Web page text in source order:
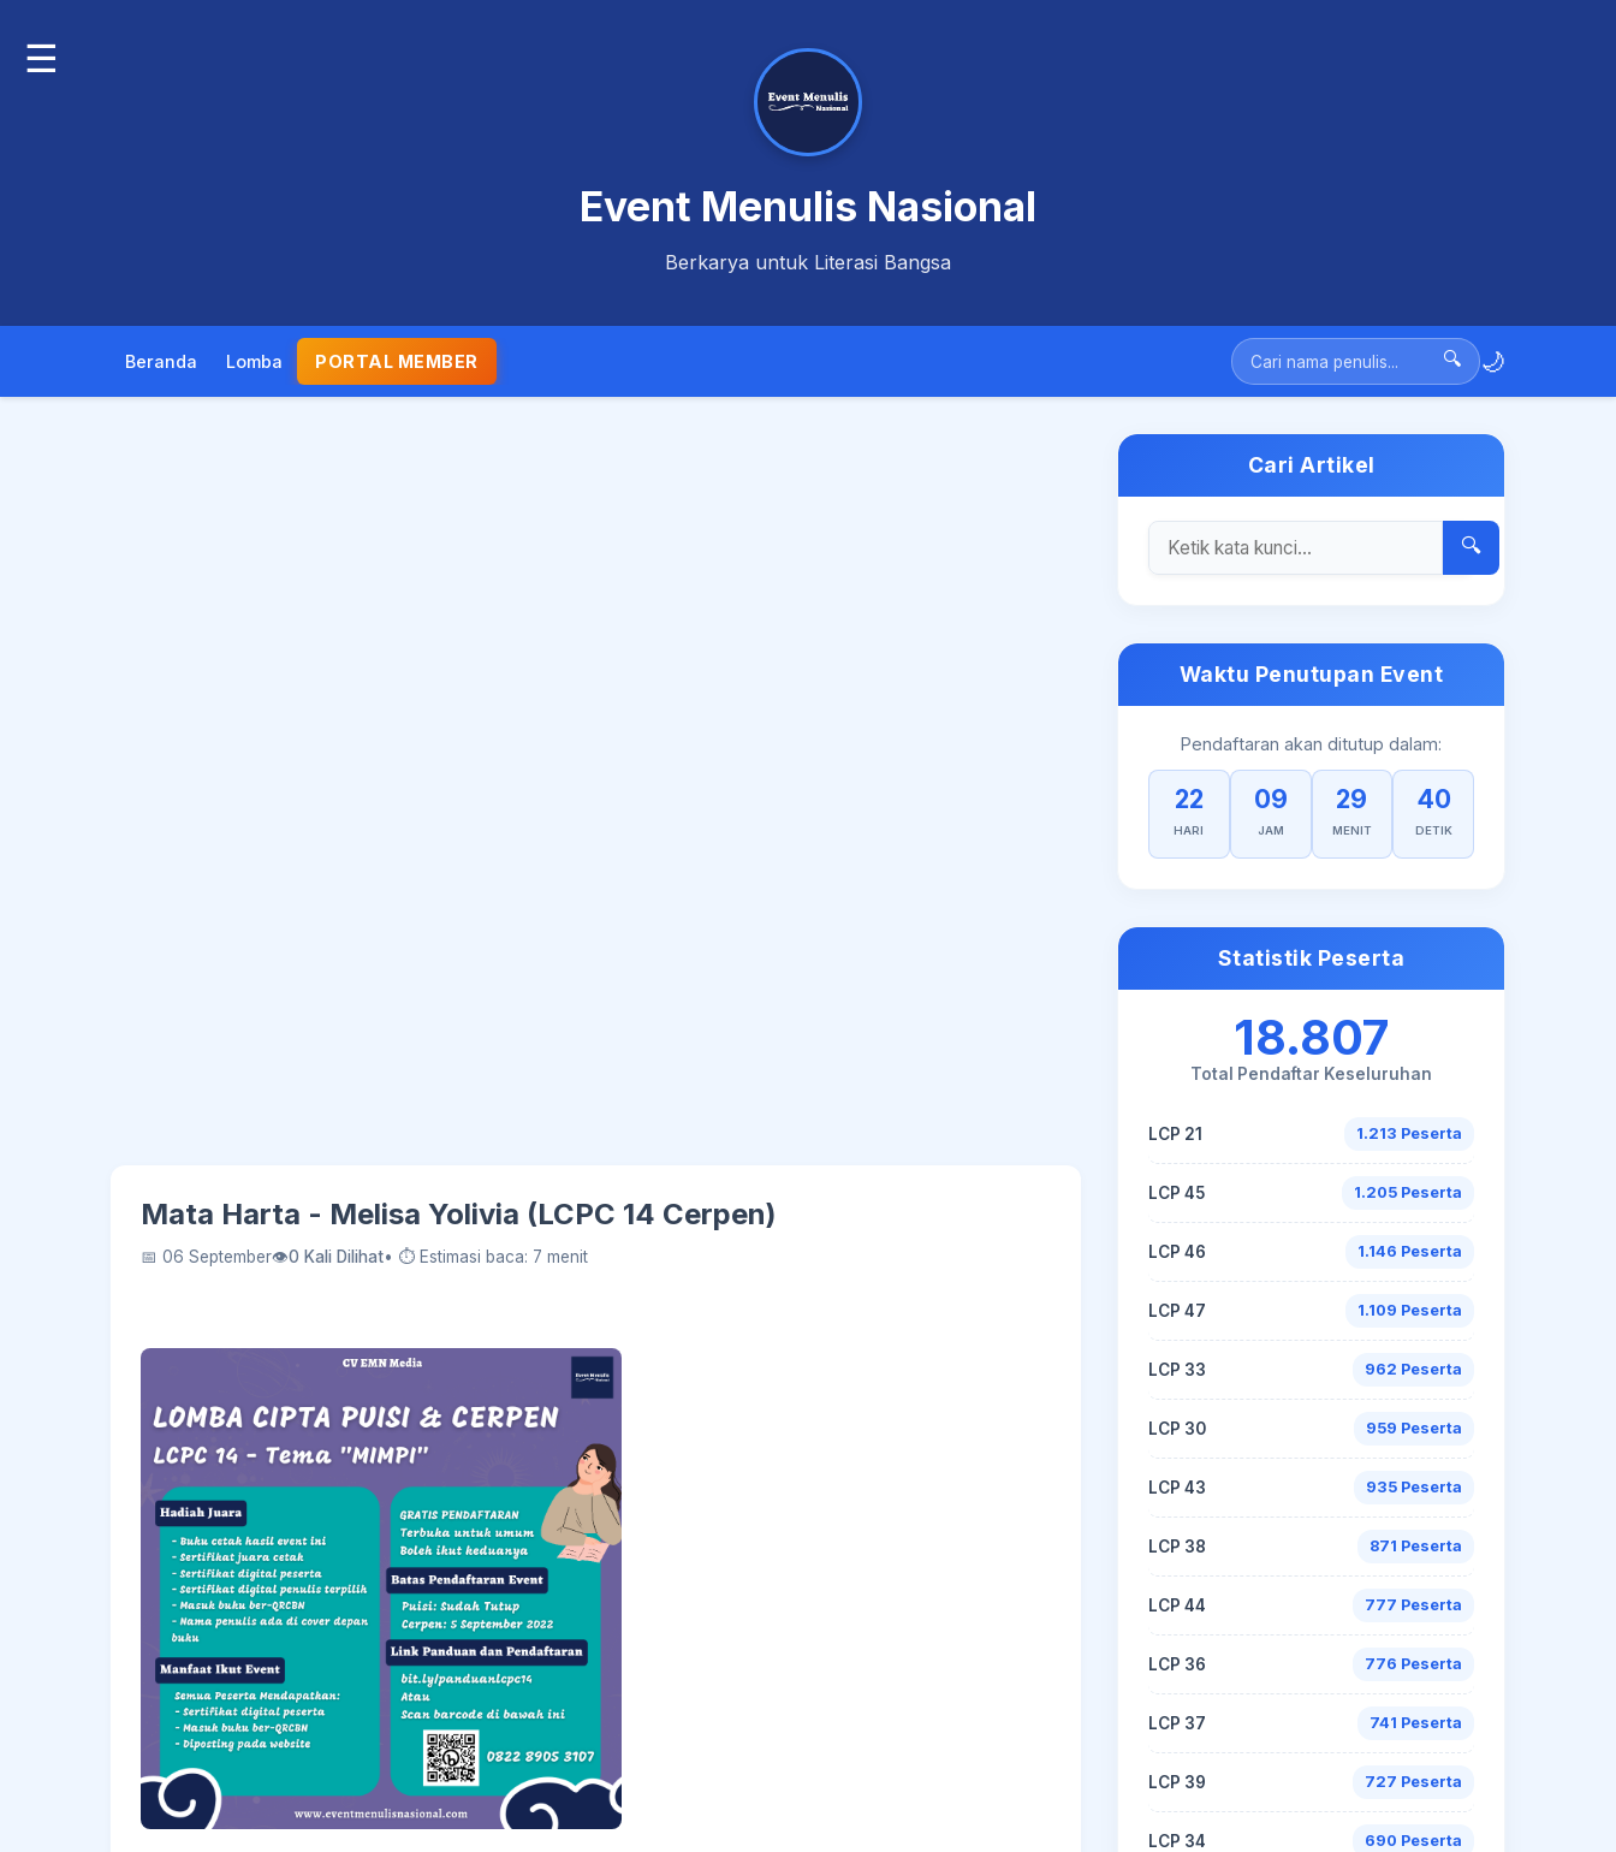
☰
Event Menulis Nasional
Berkarya untuk Literasi Bangsa
Beranda Lomba PORTAL MEMBER 🔍 🌙
Mata Harta - Melisa Yolivia (LCPC 14 Cerpen)
📅 06 September👁0 Kali Dilihat• ⏱ Estimasi baca: 7 menit
Cari Artikel
🔍
Waktu Penutupan Event
Pendaftaran akan ditutup dalam:
22
HARI
09
JAM
29
MENIT
39
DETIK
Statistik Peserta
18.807
Total Pendaftar Keseluruhan
LCP 21 1.213 Peserta
LCP 45 1.205 Peserta
LCP 46 1.146 Peserta
LCP 47 1.109 Peserta
LCP 33 962 Peserta
LCP 30 959 Peserta
LCP 43 935 Peserta
LCP 38 871 Peserta
LCP 44 777 Peserta
LCP 36 776 Peserta
LCP 37 741 Peserta
LCP 39 727 Peserta
LCP 34 690 Peserta